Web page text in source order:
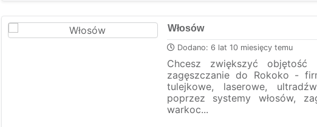
Włosów
Dodano: 6 lat 10 miesięcy temu
Chcesz zwiększyć
zagęszczanie do Rokoko -
tulejkowe, laserowe,
poprzez systemy włosów,
warkoc...